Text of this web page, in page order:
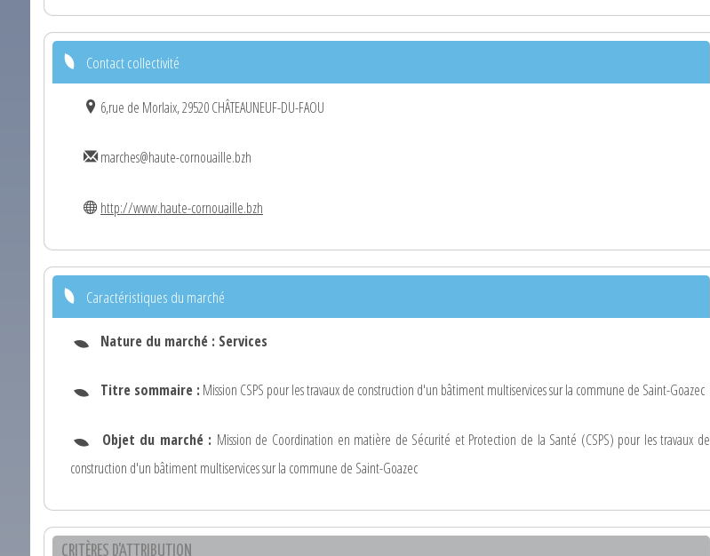
Contact collectivité
6,rue de Morlaix, 29520 CHÂTEAUNEUF-DU-FAOU
marches@haute-cornouaille.bzh
http://www.haute-cornouaille.bzh
Caractéristiques du marché
Nature du marché : Services
Titre sommaire : Mission CSPS pour les travaux de construction d'un bâtiment multiservices sur la commune de Saint-Goazec
Objet du marché : Mission de Coordination en matière de Sécurité et Protection de la Santé (CSPS) pour les travaux de
construction d'un bâtiment multiservices sur la commune de Saint-Goazec
CRITÈRES D'ATTRIBUTION